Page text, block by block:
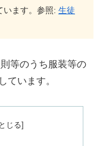
います。参照: 生徒
等のうち服装等の
ています。